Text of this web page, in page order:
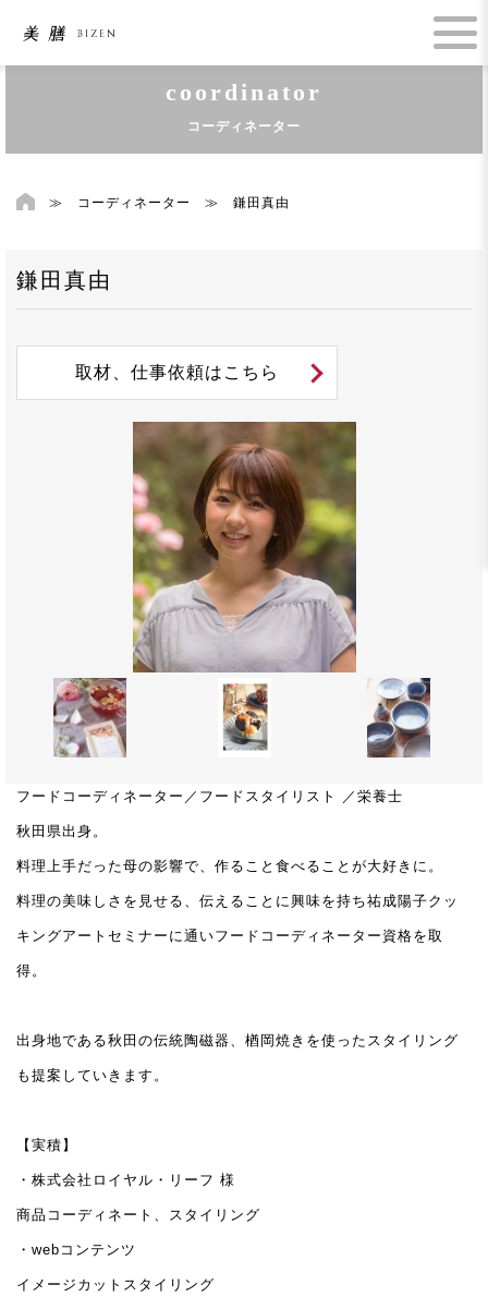
coordinator
コーディネーター
≫ コーディネーター ≫ 鎌田真由
鎌田真由
取材、仕事依頼はこちら
フードコーディネーター／フードスタイリスト ／栄養士
秋田県出身。
料理上手だった母の影響で、作ること食べることが大好きに。
料理の美味しさを見せる、伝えることに興味を持ち祐成陽子クッ
キングアートセミナーに通いフードコーディネーター資格を取
得。
出身地である秋田の伝統陶磁器、楢岡焼きを使ったスタイリング
も提案していきます。
【実積】
・株式会社ロイヤル・リーフ 様
商品コーディネート、スタイリング
・webコンテンツ
イメージカットスタイリング